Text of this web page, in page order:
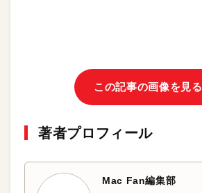
この記事の画像を見る
著者プロフィール
Mac Fan編集部